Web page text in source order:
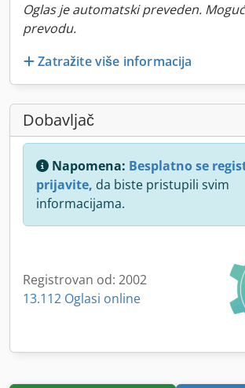
Oglas je automatski preveden.
prevodu.
Zatražite više informacija
Dobavljač
Napomena: Besplatno se
prijavite, da biste pristupili svim
informacijama.
Registrovan od: 2002
13.112 Oglasi online